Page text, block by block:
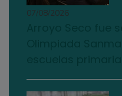
07/08/2026